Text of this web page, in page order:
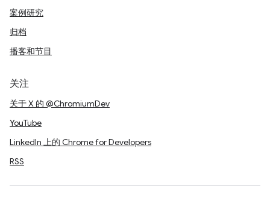
案例研究
归档
播客和节目
关注
关于 X 的 @ChromiumDev
YouTube
LinkedIn 上的 Chrome for Developers
RSS